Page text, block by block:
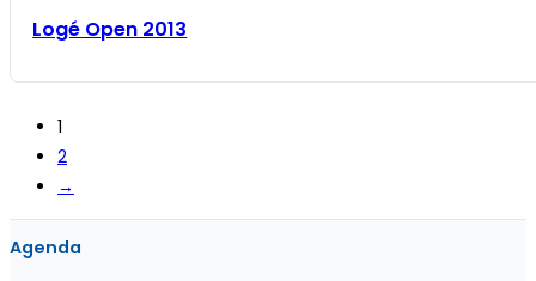
Logé Open 2013
1
2
→
Agenda